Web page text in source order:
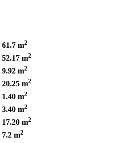
61.7 m2
52.17 m2
9.92 m2
20.25 m2
1.40 m2
3.40 m2
17.20 m2
7.2 m2